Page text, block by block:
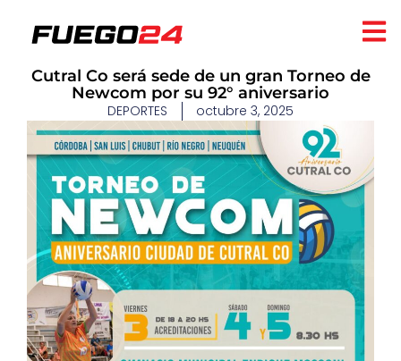
Cutral Co será sede de un gran Torneo de
Newcom por su 92° aniversario
DEPORTES octubre 3, 2025